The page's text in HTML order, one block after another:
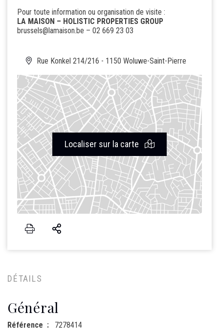
Pour toute information ou organisation de visite :
LA MAISON – HOLISTIC PROPERTIES GROUP
brussels@lamaison.be – 02 669 23 03
Rue Konkel 214/216 - 1150 Woluwe-Saint-Pierre
Localiser sur la carte
DÉTAILS
Général
Référence
7278414